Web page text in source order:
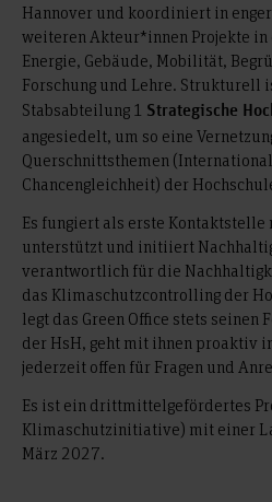
Hannover und koordiniert in
weiteren Akteur*innen Projekte
Energie, Gebäude, Mobilität,
Forschung und Lehre. Strukturell
Stabsabteilung 1 Strategische
angesiedelt, um so eine
Querschnittsthemen
Chancengleichheit) der
Es fungiert als erste Kontaktstelle
unterstützt und initiiert
verantwortlich für die
das Klimaschutzcontrolling der
legt das Green Office stets seinen
der HsH, geht mit ihnen proaktiv
jederzeit offen für Fragen und
Es ist ein drittmittelgefördertes
Klimaschutzinitiative) mit einer
März 2027.